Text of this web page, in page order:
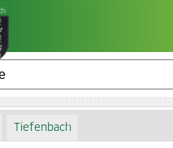
Tiefenbach